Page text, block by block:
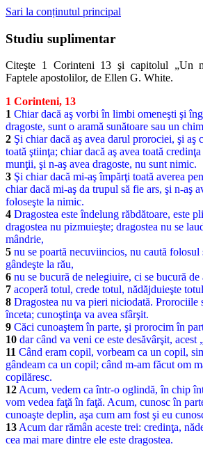
Sari la conținutul principal
Studiu suplimentar
Citeşte 1 Corinteni 13 şi capitolul „Un
Faptele apostolilor, de Ellen G. White.
1 Corinteni, 13
1 Chiar dacă aş vorbi în limbi omeneşti şi
dragoste, sunt o aramă sunătoare sau un
2 Şi chiar dacă aş avea darul prorociei, şi aş
toată ştiinţa; chiar dacă aş avea toată
munţii, şi n-aş avea dragoste, nu sunt nimic.
3 Şi chiar dacă mi-aş împărţi toată averea
chiar dacă mi-aş da trupul să fie ars, şi n-aş
foloseşte la nimic.
4 Dragostea este îndelung răbdătoare, este
dragostea nu pizmuieşte; dragostea nu se
mândrie,
5 nu se poartă necuviincios, nu caută folosul
gândeşte la rău,
6 nu se bucură de nelegiuire, ci se bucură de
7 acoperă totul, crede totul, nădăjduieşte
8 Dragostea nu va pieri niciodată.
înceta; cunoştinţa va avea sfârşit.
9 Căci cunoaştem în parte, şi prorocim în
10 dar când va veni ce este desăvârşit, acest
11 Când eram copil, vorbeam ca un copil,
gândeam ca un copil; când m-am făcut om
copilăresc.
12Acum, vedem ca într-o oglindă, în chip
vom vedea faţă în faţă. Acum, cunosc în
cunoaşte deplin, aşa cum am fost şi eu
13Acum dar rămân aceste trei: credinţa,
cea mai mare dintre ele este dragostea.